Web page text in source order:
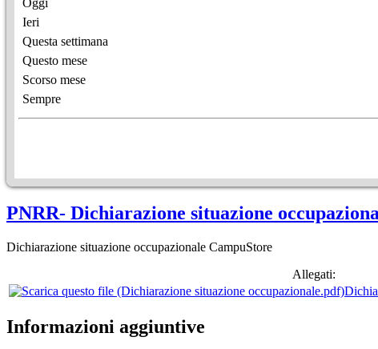
Ieri
Questa settimana
Questo mese
Scorso mese
Sempre
PNRR- Dichiarazione situazione
Dichiarazione situazione occupazionale CampuStore
Allegati:
Informazioni aggiuntive